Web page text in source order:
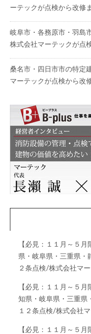
ーテックが点検から改修
岐阜市・各務原市・羽島
株式会社マーテックが点
桑名市・四日市市の特定
マーテックが点検から改
【必見：１１月～５
県・岐阜県・三重県・
２条点検/株式会社マ
【必見：１１月～５
知県・岐阜県・三重県
１２条点検/株式会社
【必見：１１月～５